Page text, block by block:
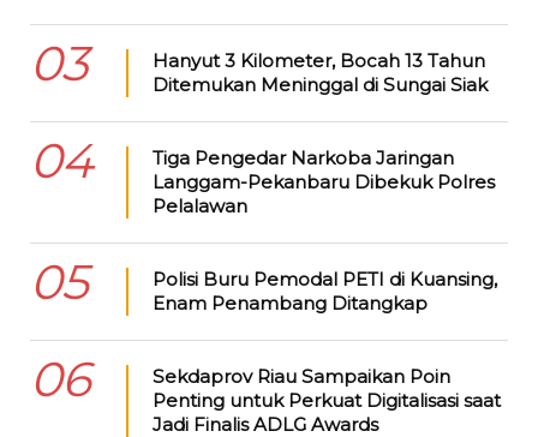
03
Hanyut 3 Kilometer, Bocah 13 Tahun
Ditemukan Meninggal di Sungai Siak
04
Tiga Pengedar Narkoba Jaringan
Langgam-Pekanbaru Dibekuk Polres
Pelalawan
05
Polisi Buru Pemodal PETI di Kuansing,
Enam Penambang Ditangkap
06
Sekdaprov Riau Sampaikan Poin
Penting untuk Perkuat Digitalisasi saat
Jadi Finalis ADLG Awards